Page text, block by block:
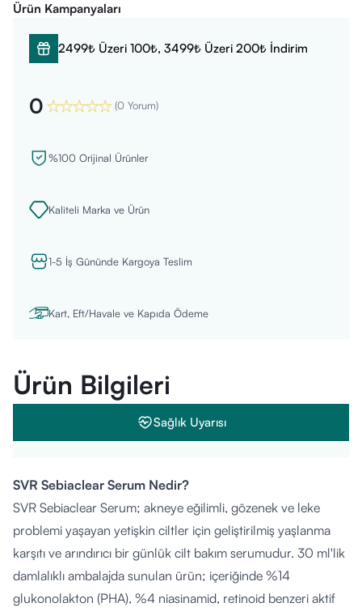
Ürün Kampanyaları
2499₺ Üzeri 100₺, 3499₺ Üzeri 200₺ İndirim
0 (0 Yorum)
%100 Orijinal Ürünler
Kaliteli Marka ve Ürün
1-5 İş Gününde Kargoya Teslim
Kart, Eft/Havale ve Kapıda Ödeme
Ürün Bilgileri
Sağlık Uyarısı
SVR Sebiaclear Serum Nedir?
SVR Sebiaclear Serum; akneye eğilimli, gözenek ve leke
problemi yaşayan yetişkin ciltler için geliştirilmiş yaşlanma
karşıtı ve arındırıcı bir günlük cilt bakım serumudur. 30 ml'lik
damlalıklı ambalajda sunulan ürün; içeriğinde %14
glukonolakton (PHA), %4 niasinamid, retinoid benzeri aktif